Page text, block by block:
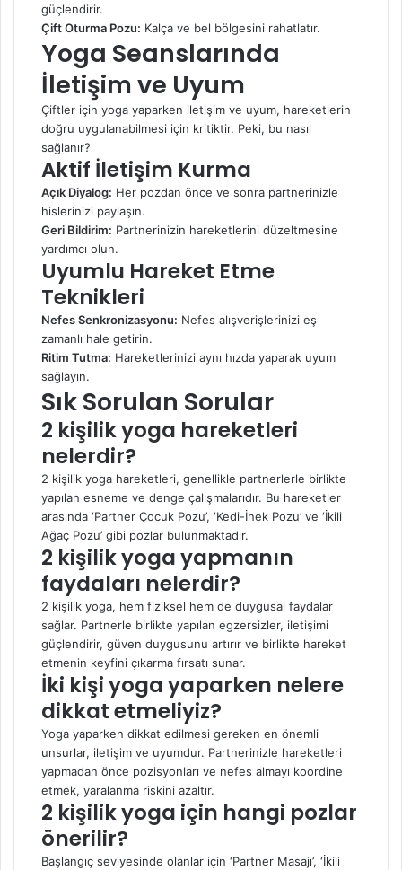
güçlendirir.
Çift Oturma Pozu: Kalça ve bel bölgesini rahatlatır.
Yoga Seanslarında
İletişim ve Uyum
Çiftler için yoga yaparken iletişim ve uyum, hareketlerin
doğru uygulanabilmesi için kritiktir. Peki, bu nasıl
sağlanır?
Aktif İletişim Kurma
Açık Diyalog: Her pozdan önce ve sonra partnerinizle
hislerinizi paylaşın.
Geri Bildirim: Partnerinizin hareketlerini düzeltmesine
yardımcı olun.
Uyumlu Hareket Etme
Teknikleri
Nefes Senkronizasyonu: Nefes alışverişlerinizi eş
zamanlı hale getirin.
Ritim Tutma: Hareketlerinizi aynı hızda yaparak uyum
sağlayın.
Sık Sorulan Sorular
2 kişilik yoga hareketleri
nelerdir?
2 kişilik yoga hareketleri, genellikle partnerlerle birlikte
yapılan esneme ve denge çalışmalarıdır. Bu hareketler
arasında ‘Partner Çocuk Pozu’, ‘Kedi-İnek Pozu’ ve ‘İkili
Ağaç Pozu’ gibi pozlar bulunmaktadır.
2 kişilik yoga yapmanın
faydaları nelerdir?
2 kişilik yoga, hem fiziksel hem de duygusal faydalar
sağlar. Partnerle birlikte yapılan egzersizler, iletişimi
güçlendirir, güven duygusunu artırır ve birlikte hareket
etmenin keyfini çıkarma fırsatı sunar.
İki kişi yoga yaparken nelere
dikkat etmeliyiz?
Yoga yaparken dikkat edilmesi gereken en önemli
unsurlar, iletişim ve uyumdur. Partnerinizle hareketleri
yapmadan önce pozisyonları ve nefes almayı koordine
etmek, yaralanma riskini azaltır.
2 kişilik yoga için hangi pozlar
önerilir?
Başlangıç seviyesinde olanlar için ‘Partner Masajı’, ‘İkili